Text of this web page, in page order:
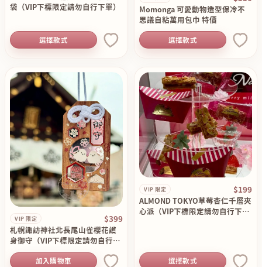
袋（VIP下標限定請勿自行下單）
選擇款式
Momonga 可愛動物造型保冷不
思議自粘萬用包巾 特價
選擇款式
VIP 限定 $399
札幌諏訪神社北長尾山雀櫻花護
身御守（VIP下標限定請勿自行下
單）
加入購物車
VIP 限定 $199
ALMOND TOKYO草莓杏仁千層夾
心派（VIP下標限定請勿自行下單
選擇款式